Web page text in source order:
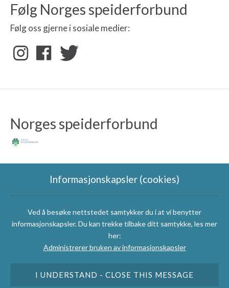
Følg Norges speiderforbund
Følg oss gjerne i sosiale medier:
Norges speiderforbund
Speidergruppas
samarbeidspartnere
Informasjonskapsler (cookies)
Ved å besøke nettstedet samtykker du i at vi benytter
informasjonskapsler. Du kan trekke tilbake ditt samtykke, les mer
her:
Administrerer bruken av informasjonskapsler
I UNDERSTAND - CLOSE THIS MESSAGE